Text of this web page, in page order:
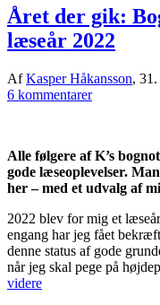
Året der gik:
læseår 2022
AfKasper Håkansson, 31.
6 kommentarer
Alle følgere af K’s
gode læseoplevelser.
her – med et udvalg af
2022 blev for mig et
engang har jeg fået
denne status af gode
når jeg skal pege på
videre